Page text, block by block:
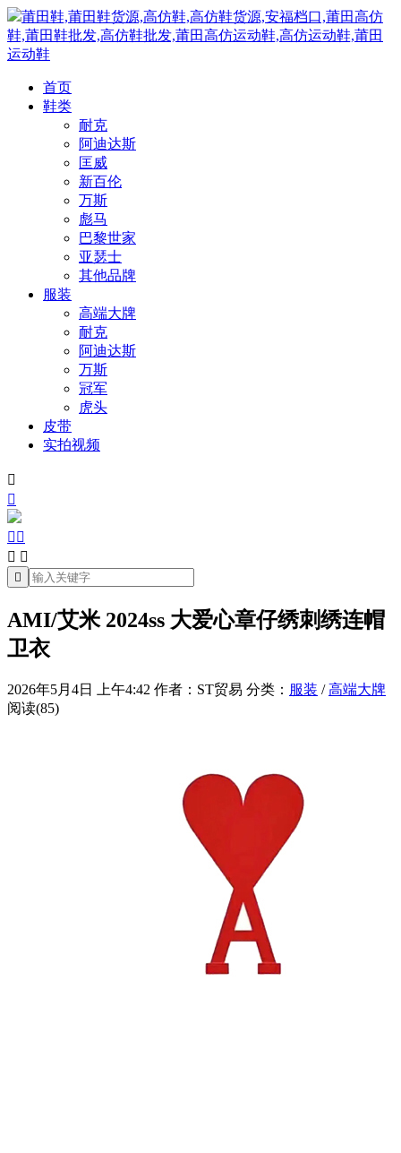
莆田鞋,莆田鞋货源,高仿鞋,高仿鞋货源,安福档口,莆田高仿
鞋,莆田鞋批发,高仿鞋批发,莆田高仿运动鞋,高仿运动鞋,莆田
运动鞋
首页
鞋类
耐克
阿迪达斯
匡威
新百伦
万斯
彪马
巴黎世家
亚瑟士
其他品牌
服装
高端大牌
耐克
阿迪达斯
万斯
冠军
虎头
皮带
实拍视频


 
 

AMI/艾米 2024ss 大爱心章仔绣刺绣连帽
卫衣
2026年5月4日 上午4:42 作者：ST贸易 分类： 服装 /高端大牌
阅读(85)